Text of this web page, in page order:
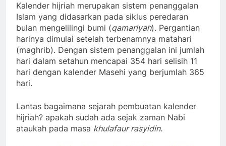
Kalender hijriah merupakan sistem penanggalan
Islam yang didasarkan pada siklus peredaran
bulan mengelilingi bumi (qamariyah). Pergantian
harinya dimulai setelah terbenamnya matahari
(maghrib). Dengan sistem penanggalan ini jumlah
hari dalam setahun mencapai 354 hari selisih 11
hari dengan kalender Masehi yang berjumlah 365
hari.
Lantas bagaimana sejarah pembuatan kalender
hijriah? apakah sudah ada sejak zaman Nabi
ataukah pada masa khulafaur rasyidin.